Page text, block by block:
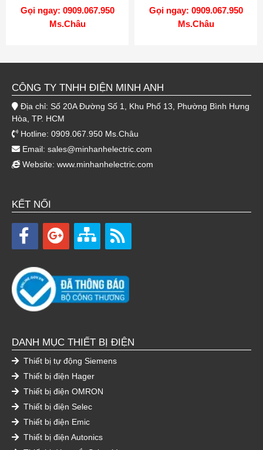
Gọi ngay: 0909.067.950
Ms.Châu
Gọi ngay: 0909.067.950
Ms.Châu
CÔNG TY TNHH ĐIỆN MINH ANH
Địa chỉ: Số 20A Đường Số 1, Khu Phố 13, Phường Bình Hưng
Hòa, TP. HCM
Hotline: 0909.067.950 Ms.Châu
Email: sales@minhanhelectric.com
Website: www.minhanhelectric.com
KẾT NỐI
DANH MỤC THIẾT BỊ ĐIỆN
Thiết bị tự động Siemens
Thiết bị điện Hager
Thiết bị điện OMRON
Thiết bị điện Selec
Thiết bị điện Emic
Thiết bị điện Autonics